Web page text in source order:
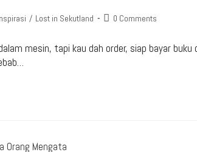
/ Lost in Sekutland 0 Comments
mesin, tapi kau dah order, siap bayar buku